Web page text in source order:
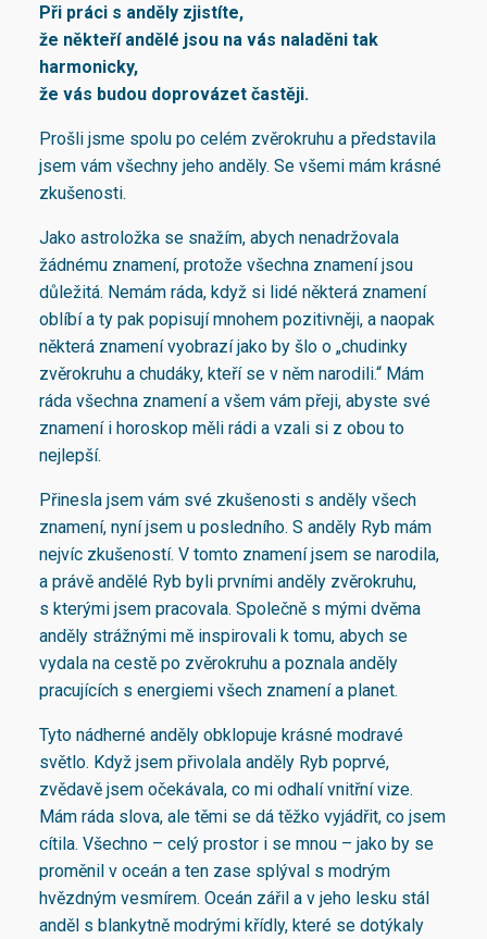
Při práci s anděly zjistíte,
že někteří andělé jsou na vás naladěni tak
harmonicky,
že vás budou doprovázet častěji.
Prošli jsme spolu po celém zvěrokruhu a představila
jsem vám všechny jeho anděly. Se všemi mám krásné
zkušenosti.
Jako astroložka se snažím, abych nenadržovala
žádnému znamení, protože všechna znamení jsou
důležitá. Nemám ráda, když si lidé některá znamení
oblíbí a ty pak popisují mnohem pozitivněji, a naopak
některá znamení vyobrazí jako by šlo o „chudinky
zvěrokruhu a chudáky, kteří se v něm narodili.“ Mám
ráda všechna znamení a všem vám přeji, abyste své
znamení i horoskop měli rádi a vzali si z obou to
nejlepší.
Přinesla jsem vám své zkušenosti s anděly všech
znamení, nyní jsem u posledního. S anděly Ryb mám
nejvíc zkušeností. V tomto znamení jsem se narodila,
a právě andělé Ryb byli prvními anděly zvěrokruhu,
s kterými jsem pracovala. Společně s mými dvěma
anděly strážnými mě inspirovali k tomu, abych se
vydala na cestě po zvěrokruhu a poznala anděly
pracujících s energiemi všech znamení a planet.
Tyto nádherné anděly obklopuje krásné modravé
světlo. Když jsem přivolala anděly Ryb poprvé,
zvědavě jsem očekávala, co mi odhalí vnitřní vize.
Mám ráda slova, ale těmi se dá těžko vyjádřit, co jsem
cítila. Všechno – celý prostor i se mnou – jako by se
proměnil v oceán a ten zase splýval s modrým
hvězdným vesmírem. Oceán zářil a v jeho lesku stál
anděl s blankytně modrými křídly, které se dotýkaly